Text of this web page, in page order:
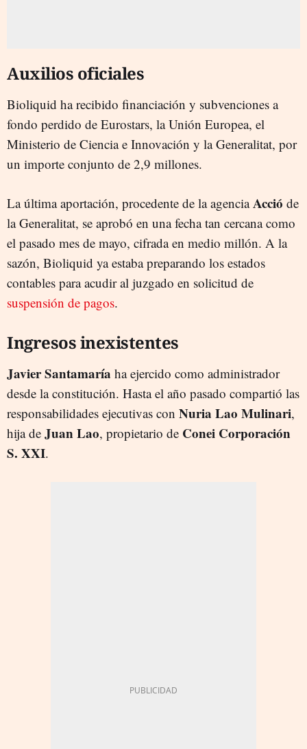
Auxilios oficiales
Bioliquid ha recibido financiación y subvenciones a
fondo perdido de Eurostars, la Unión Europea, el
Ministerio de Ciencia e Innovación y la Generalitat, por
un importe conjunto de 2,9 millones.
La última aportación, procedente de la agenciaAcció de
la Generalitat, se aprobó en una fecha tan cercana como
el pasado mes de mayo, cifrada en medio millón. A la
sazón, Bioliquid ya estaba preparando los estados
contables para acudir al juzgado en solicitud de
suspensión de pagos.
Ingresos inexistentes
Javier Santamaría ha ejercido como administrador
desde la constitución. Hasta el año pasado compartió las
responsabilidades ejecutivas con Nuria Lao Mulinari,
hija de Juan Lao, propietario de Conei Corporación
S. XXI.